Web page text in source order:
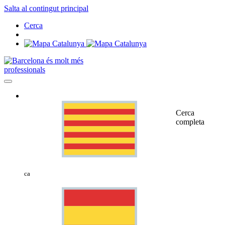
Salta al contingut principal
Cerca
professionals
ca
Cerca
completa